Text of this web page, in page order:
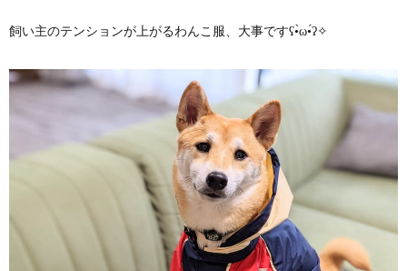
飼い主のテンションが上がるわんこ服、大事ですʕ•̀ω•́ʔ✧